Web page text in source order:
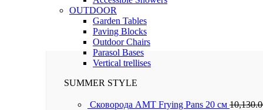
OUTDOOR
Garden Tables
Paving Blocks
Outdoor Chairs
Parasol Bases
Vertical trellises
SUMMER STYLE
Сковорода AMT Frying Pans 20 см